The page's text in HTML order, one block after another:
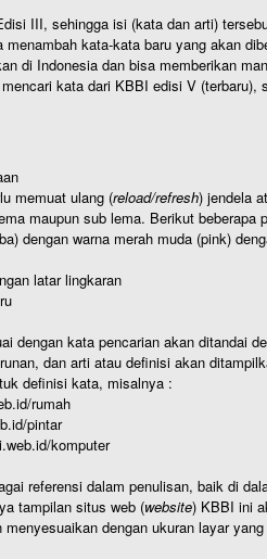
III, sehingga isi (kata dan arti)
kata-kata baru yang akan
di Indonesia dan bisa memberikan
kata dari KBBI edisi V (terbaru),
memuat ulang (reload/refresh) jendela
maupun sub lema. Berikut beberapa
dengan warna merah muda (pink)
latar lingkaran
kata pencarian akan ditandai
dan arti atau definisi akan
definisi kata, misalnya :
rumah
pintar
komputer
referensi dalam penulisan, baik di
tampilan situs web (website) KBBI ini
dengan ukuran layar